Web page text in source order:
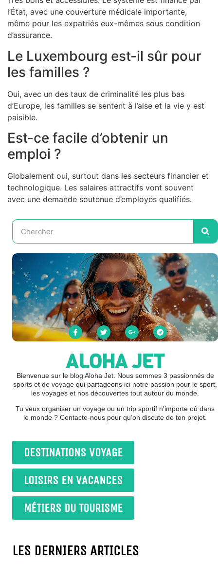
l’État, avec une couverture médicale importante,
même pour les expatriés eux-mêmes sous condition
d’assurance.
Le Luxembourg est-il sûr pour
les familles ?
Oui, avec un des taux de criminalité les plus bas
d’Europe, les familles se sentent à l’aise et la vie y est
paisible.
Est-ce facile d’obtenir un
emploi ?
Globalement oui, surtout dans les secteurs financier et
technologique. Les salaires attractifs vont souvent
avec une demande soutenue d’employés qualifiés.
ALOHA JET
Bienvenue sur le blog Aloha Jet. Nous sommes 3 passionnés de
sports et de voyage qui partageons ici notre passion pour le sport,
les voyages et nos découvertes tout autour du monde.
Tu veux organiser un voyage ou un trip sportif n’importe où dans
le monde ? Contacte-nous pour qu’on discute de ton projet.
DESTINATIONS VOYAGE
LOISIRS EN VACANCES
MÉTIERS DU TOURISME
LES DERNIERS ARTICLES